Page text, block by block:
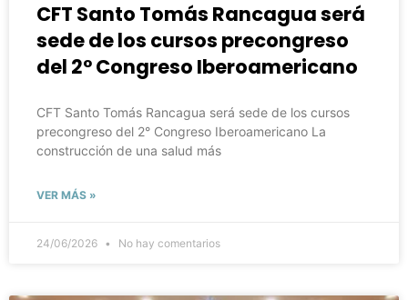
CFT Santo Tomás Rancagua será
sede de los cursos precongreso
del 2° Congreso Iberoamericano
CFT Santo Tomás Rancagua será sede de los cursos
precongreso del 2° Congreso Iberoamericano La
construcción de una salud más
VER MÁS »
24/06/2026 No hay comentarios